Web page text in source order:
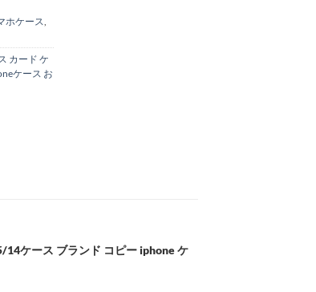
ホケース
カード ケ
ケース お
ケース ブランド コピー iphone ケ